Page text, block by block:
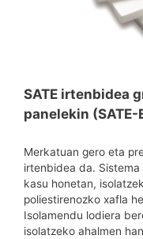
SATE irtenbidea
panelekin (SATE-
Merkatuan gero eta
irtenbidea da.
kasu honetan,
poliestirenozko xafla
Isolamendu lodiera
isolatzeko ahalmen